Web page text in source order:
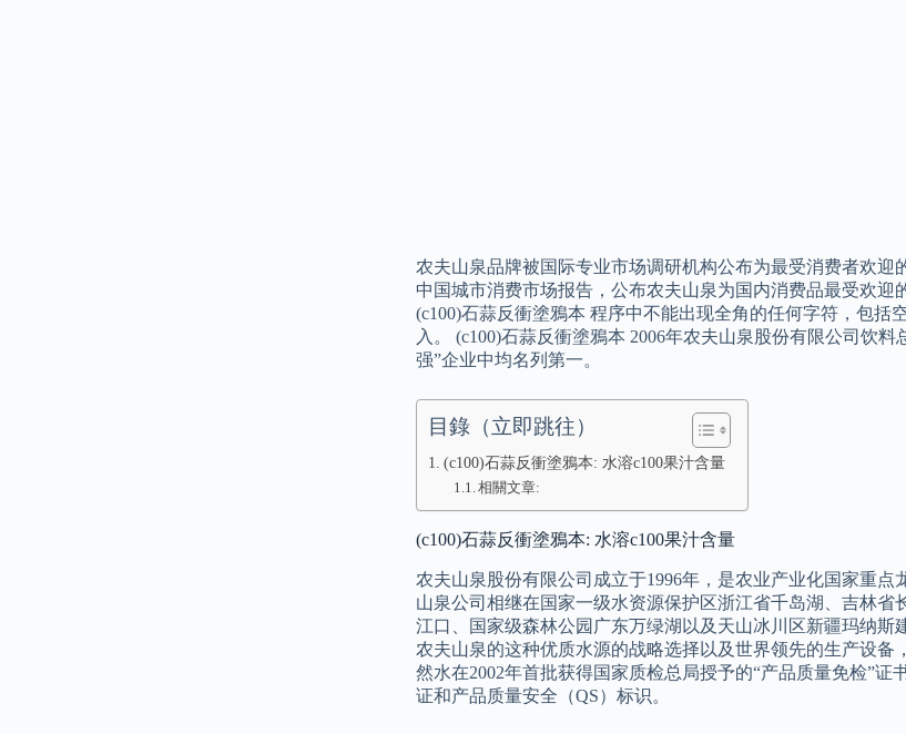
农夫山泉品牌被国际专业市场调研机构公布为最受消费者欢
中国城市消费市场报告，公布农夫山泉为国内消费品最受欢迎
(c100)石蒜反衝塗鴉本 程序中不能出现全角的任何字符，包
入。 (c100)石蒜反衝塗鴉本 2006年农夫山泉股份有限公司饮
强”企业中均名列第一。
目錄（立即跳往）
(c100)石蒜反衝塗鴉本: 水溶c100果汁含量
相關文章:
(c100)石蒜反衝塗鴉本: 水溶c100果汁含量
农夫山泉股份有限公司成立于1996年，是农业产业化国家重点
山泉公司相继在国家一级水资源保护区浙江省千岛湖、吉林
江口、国家级森林公园广东万绿湖以及天山冰川区新疆玛纳斯
农夫山泉的这种优质水源的战略选择以及世界领先的生产设
然水在2002年首批获得国家质检总局授予的“产品质量免检”
证和产品质量安全（QS）标识。